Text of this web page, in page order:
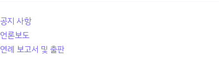
공지 사항
언론보도
연례 보고서 및 출판